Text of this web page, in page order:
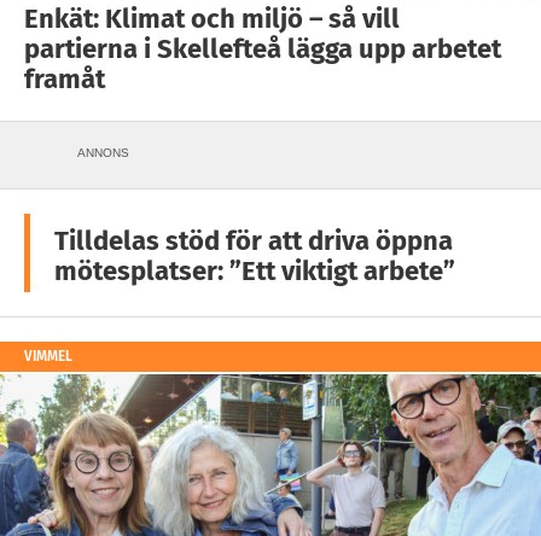
Enkät: Klimat och miljö – så vill
partierna i Skellefteå lägga upp arbetet
framåt
ANNONS
Tilldelas stöd för att driva öppna
mötesplatser: ”Ett viktigt arbete”
VIMMEL